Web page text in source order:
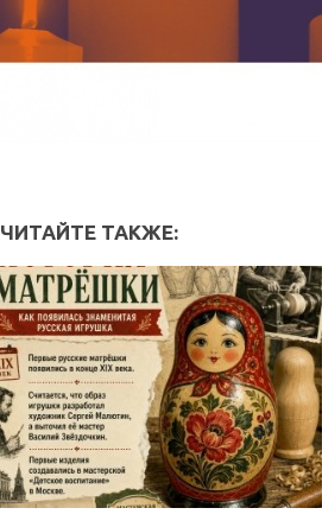
ЧИТАЙТЕ ТАКЖЕ: